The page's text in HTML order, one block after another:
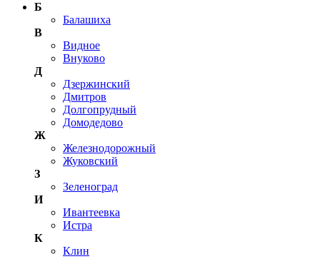
Б
Балашиха
В
Видное
Внуково
Д
Дзержинский
Дмитров
Долгопрудный
Домодедово
Ж
Железнодорожный
Жуковский
З
Зеленоград
И
Ивантеевка
Истра
К
Клин